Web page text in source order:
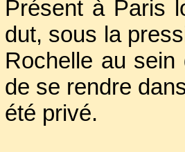
dont il
de
Marié à
Présent à Paris
dut, sous la
Rochelle au
de se rendre
été privé.